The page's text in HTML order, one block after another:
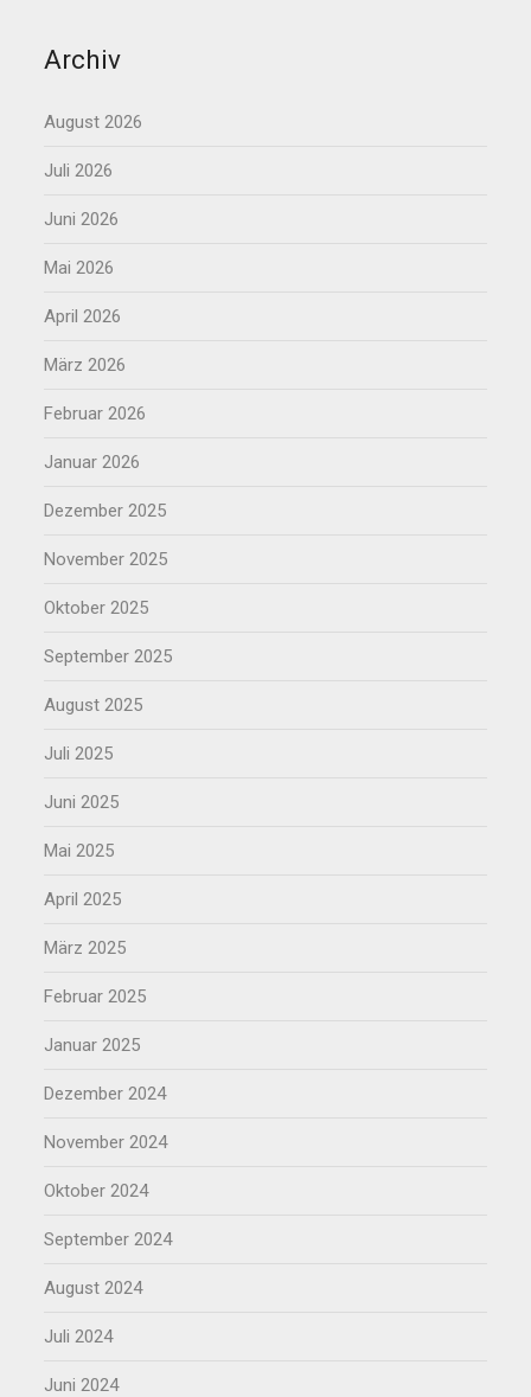
Archiv
August 2026
Juli 2026
Juni 2026
Mai 2026
April 2026
März 2026
Februar 2026
Januar 2026
Dezember 2025
November 2025
Oktober 2025
September 2025
August 2025
Juli 2025
Juni 2025
Mai 2025
April 2025
März 2025
Februar 2025
Januar 2025
Dezember 2024
November 2024
Oktober 2024
September 2024
August 2024
Juli 2024
Juni 2024